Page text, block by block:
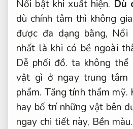
Nổi bật khi xuất hiện. Dù
dù chính tâm thì không
được đa dạng bằng, Nổi
nhất là khi có bề ngoài
Dễ phối đồ. ta không
vật gì ở ngay trung tâm
phẩm. Tăng tính thẩm mỹ.
hay bố trí những vật bên
ngay chi tiết này, Bền màu.